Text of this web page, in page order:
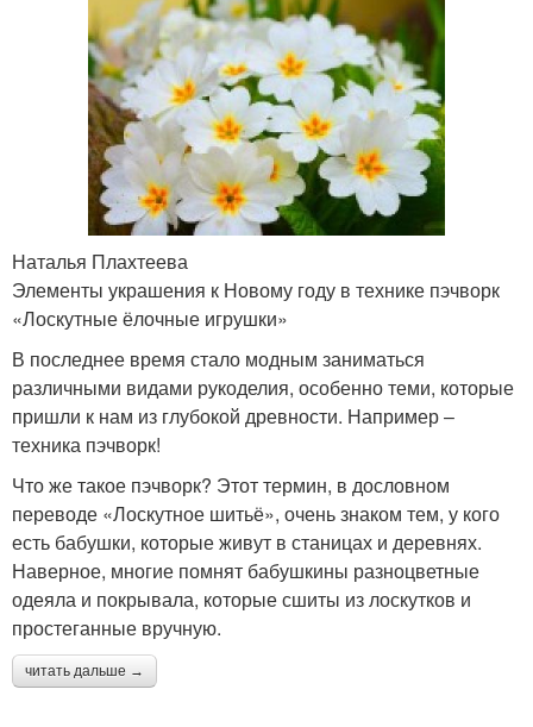
Наталья Плахтеева
Элементы украшения к Новому году в технике пэчворк
«Лоскутные ёлочные игрушки»
В последнее время стало модным заниматься
различными видами рукоделия, особенно теми, которые
пришли к нам из глубокой древности. Например –
техника пэчворк!
Что же такое пэчворк? Этот термин, в дословном
переводе «Лоскутное шитьё», очень знаком тем, у кого
есть бабушки, которые живут в станицах и деревнях.
Наверное, многие помнят бабушкины разноцветные
одеяла и покрывала, которые сшиты из лоскутков и
простеганные вручную.
читать дальше →